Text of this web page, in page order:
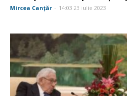
Mircea Canţăr - 14:03 23 iulie 2023